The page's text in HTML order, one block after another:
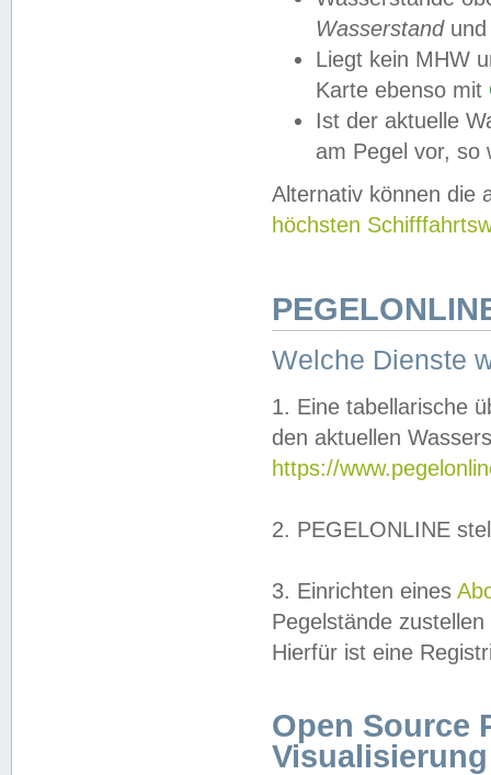
Wasserstandund
Liegt kein MHW
Karte ebenso mit
Ist der aktuelle
am Pegel vor,
Alternativ können die
höchsten
Welche Dienste
1. Eine tabellarische
den aktuellen
https://
2. PEGELONLINE
3. Einrichten eines
Pegelstände
Hierfür ist eine
Open Source
Visualisierung